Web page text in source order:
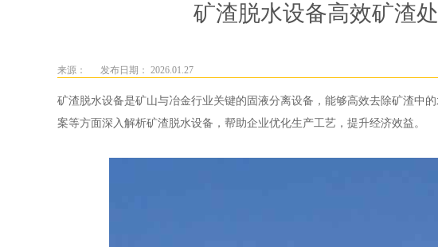
矿渣脱水设备高效矿渣
来源： 发布日期： 2026.01.27
矿渣脱水设备是矿山与冶金行业关键的固液分离设备，能够高效去除矿渣中
案等方面深入解析矿渣脱水设备，帮助企业优化生产工艺，提升经济效益。